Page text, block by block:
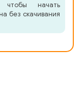
начать
без скачивания